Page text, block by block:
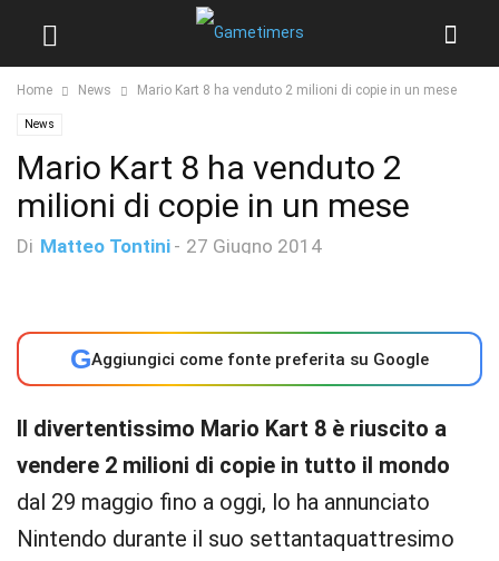
Home News Mario Kart 8 ha venduto 2 milioni di copie in un mese
News
Mario Kart 8 ha venduto 2
milioni di copie in un mese
Di Matteo Tontini - 27 Giugno 2014
GAggiungici come fonte preferita su Google
Il divertentissimo Mario Kart 8 è riuscito a
vendere 2 milioni di copie in tutto il mondo
dal 29 maggio fino a oggi, lo ha annunciato
Nintendo durante il suo settantaquattresimo